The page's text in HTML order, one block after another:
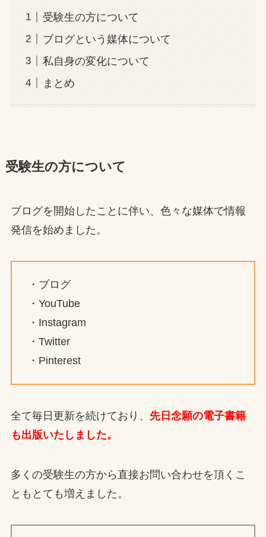
受験生の方について
ブログという媒体について
私自身の変化について
まとめ
受験生の方について
ブログを開始したことに伴い、色々な媒体で情報
発信を始めました。
・ブログ
・YouTube
・Instagram
・Twitter
・Pinterest
全て毎日更新を続けており、 先日念願の電子書籍
も出版いたしました。
多くの受験生の方から直接お問い合わせを頂くこ
ともとても増えました。